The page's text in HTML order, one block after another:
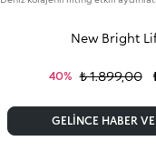
New Bright
40% ₺ 1.899,00
GELINCE HABER